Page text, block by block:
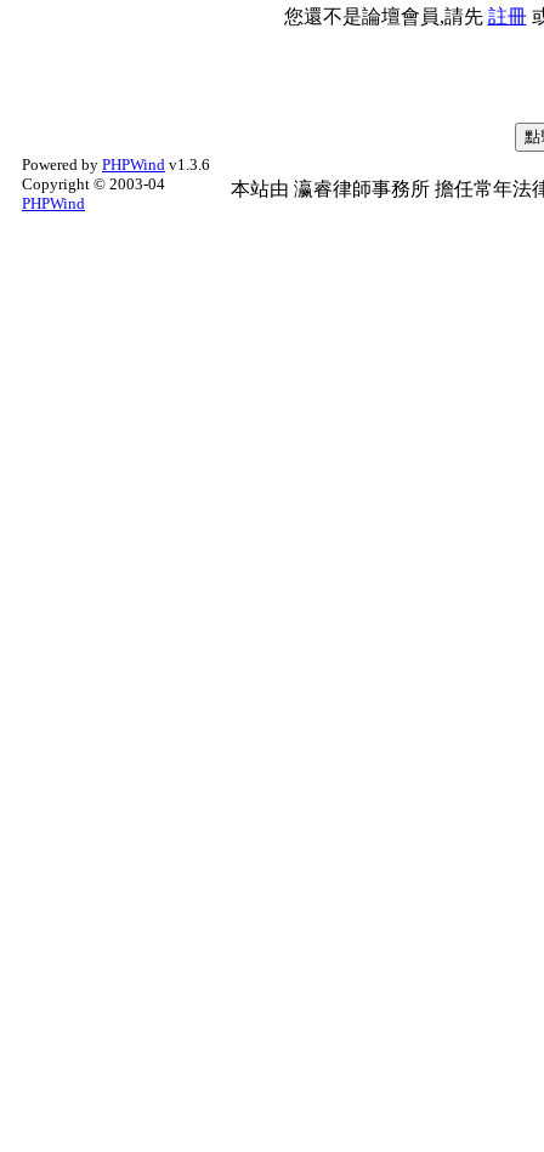
您還不是論壇會員,請先 註冊
Powered by PHPWind v1.3.6
Copyright © 2003-04
PHPWind
本站由 瀛睿律師事務所 擔任常年法